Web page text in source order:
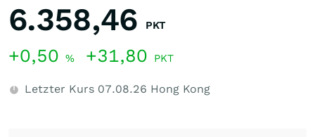
6.358,46 PKT
+0,50 % +31,80 PKT
Letzter Kurs 07.08.26 Hong Kong